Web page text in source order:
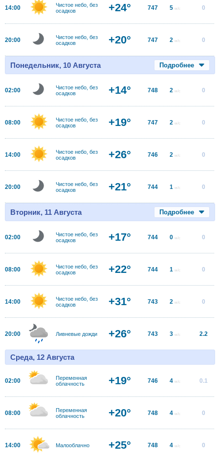
14:00
Чистое небо, без
осадков
+24° 747 5 м/с 0
20:00
Чистое небо, без
осадков
+20° 747 2 м/с 0
Понедельник, 10 Августа Подробнее
02:00
Чистое небо, без
осадков
+14° 748 2 м/с 0
08:00
Чистое небо, без
осадков
+19° 747 2 м/с 0
14:00
Чистое небо, без
осадков
+26° 746 2 м/с 0
20:00
Чистое небо, без
осадков
+21° 744 1 м/с 0
Вторник, 11 Августа Подробнее
02:00
Чистое небо, без
осадков
+17° 744 0 м/с 0
08:00
Чистое небо, без
осадков
+22° 744 1 м/с 0
14:00
Чистое небо, без
осадков
+31° 743 2 м/с 0
20:00 Ливневые дожди +26° 743 3 м/с 2.2
Среда, 12 Августа
02:00
Переменная
облачность
+19° 746 4 м/с 0.1
08:00
Переменная
облачность
+20° 748 4 м/с 0
14:00 Малооблачно +25° 748 4 м/с 0